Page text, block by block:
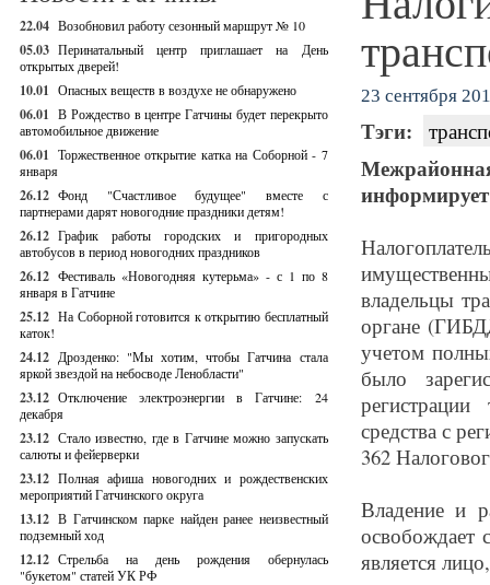
22.04 Возобновил работу сезонный маршрут № 10
05.03 Перинатальный центр приглашает на День
открытых дверей!
10.01 Опасных веществ в воздухе не обнаружено
06.01 В Рождество в центре Гатчины будет перекрыто
автомобильное движение
06.01 Торжественное открытие катка на Соборной - 7
января
26.12 Фонд "Счастливое будущее" вместе с
партнерами дарят новогодние праздники детям!
26.12 График работы городских и пригородных
автобусов в период новогодних праздников
26.12 Фестиваль «Новогодняя кутерьма» - с 1 по 8
января в Гатчине
25.12 На Соборной готовится к открытию бесплатный
каток!
24.12 Дрозденко: "Мы хотим, чтобы Гатчина стала
яркой звездой на небосводе Ленобласти"
23.12 Отключение электроэнергии в Гатчине: 24
декабря
23.12 Стало известно, где в Гатчине можно запускать
салюты и фейерверки
23.12 Полная афиша новогодних и рождественских
мероприятий Гатчинского округа
13.12 В Гатчинском парке найден ранее неизвестный
подземный ход
12.12 Стрельба на день рождения обернулась
"букетом" статей УК РФ
23 сентября
Тэги:
владельцы
органе
учетом
было
средства с
362
Владение и
освобождает
является